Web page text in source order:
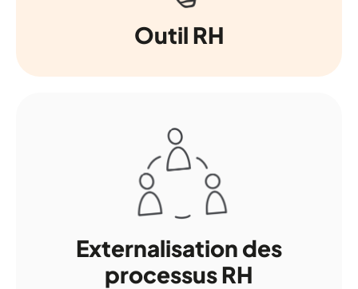
Outil RH
Externalisation des
processus RH